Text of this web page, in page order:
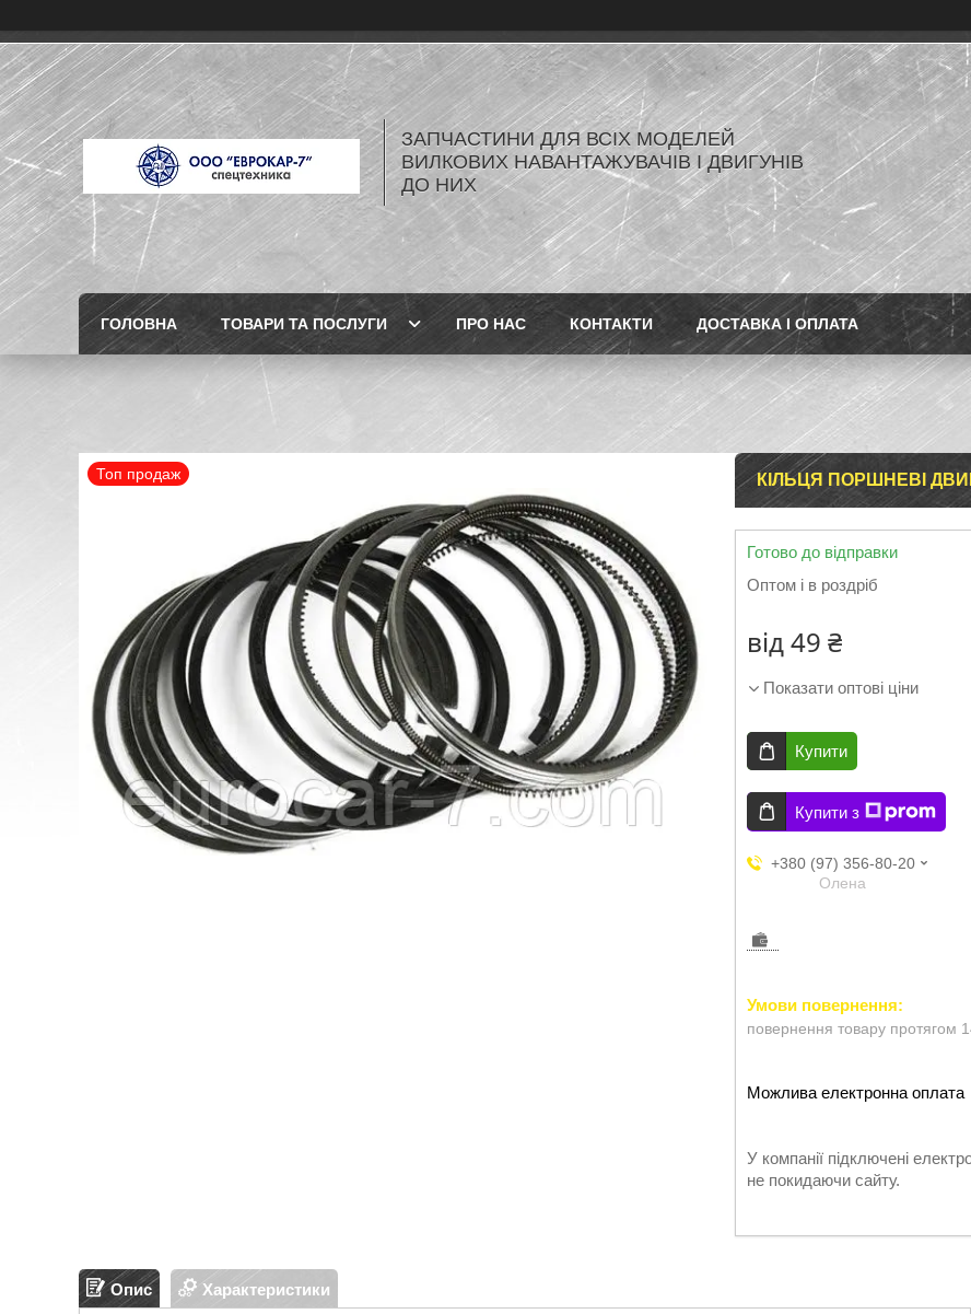
ЗАПЧАСТИНИ ДЛЯ ВСІХ МОДЕЛЕЙ
ВИЛКОВИХ НАВАНТАЖУВАЧІВ І ДВИГУНІВ
ДО НИХ
ГОЛОВНА ТОВАРИ ТА ПОСЛУГИ ПРО НАС КОНТАКТИ ДОСТАВКА І ОПЛАТА
Топ продаж КІЛЬЦЯ ПОРШНЕВІ
Готово до відправки
Оптом і в роздріб
від49 ₴
Показати оптові ціни
Купити
Купити з
+380 (97) 356-80-20
Олена
повернення товару протягом
У компанії підключені
не покидаючи сайту.
Опис Характеристики